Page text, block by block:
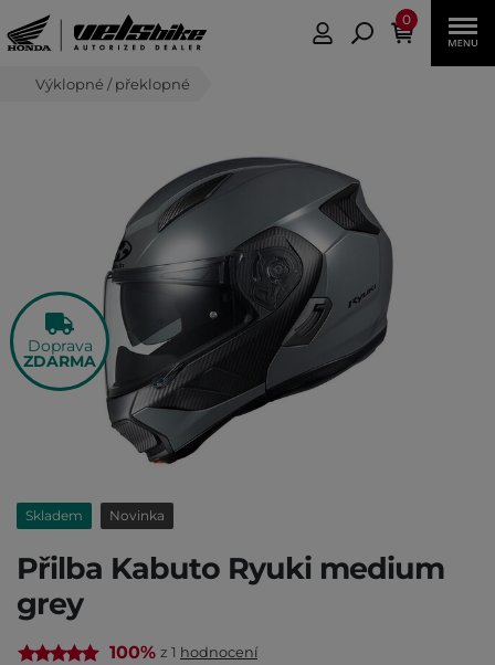
0
Výklopné / překlopné
Doprava
ZDARMA
Skladem Novinka
Přilba Kabuto Ryuki medium
grey
100% z 1 hodnocení